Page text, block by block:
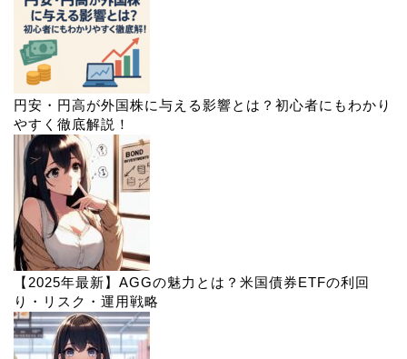
円安・円高が外国株に与える影響とは？初心者にもわかり
やすく徹底解説！
【2025年最新】AGGの魅力とは？米国債券ETFの利回
り・リスク・運用戦略